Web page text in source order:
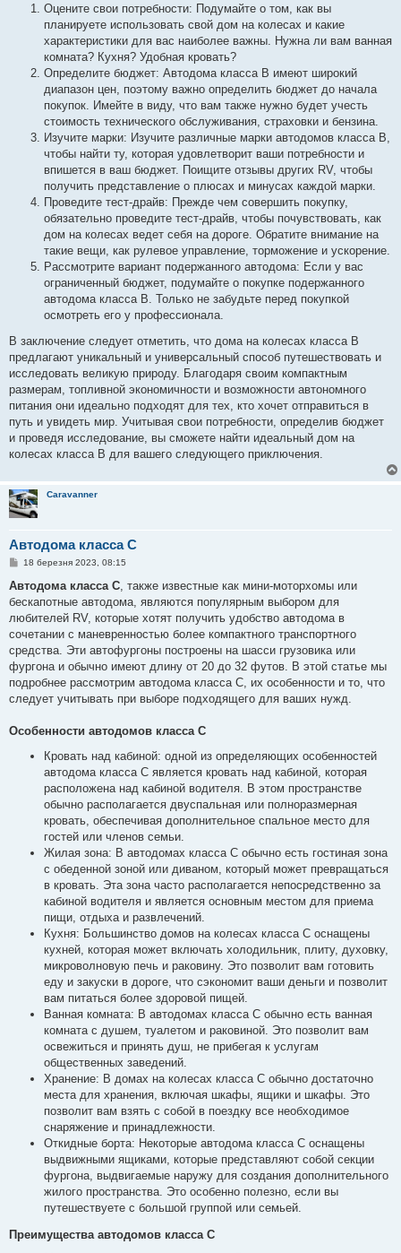
Оцените свои потребности: Подумайте о том, как вы
планируете использовать свой дом на колесах и какие
характеристики для вас наиболее важны. Нужна ли вам ванная
комната? Кухня? Удобная кровать?
Определите бюджет: Автодома класса B имеют широкий
диапазон цен, поэтому важно определить бюджет до начала
покупок. Имейте в виду, что вам также нужно будет учесть
стоимость технического обслуживания, страховки и бензина.
Изучите марки: Изучите различные марки автодомов класса B,
чтобы найти ту, которая удовлетворит ваши потребности и
впишется в ваш бюджет. Поищите отзывы других RV, чтобы
получить представление о плюсах и минусах каждой марки.
Проведите тест-драйв: Прежде чем совершить покупку,
обязательно проведите тест-драйв, чтобы почувствовать, как
дом на колесах ведет себя на дороге. Обратите внимание на
такие вещи, как рулевое управление, торможение и ускорение.
Рассмотрите вариант подержанного автодома: Если у вас
ограниченный бюджет, подумайте о покупке подержанного
автодома класса B. Только не забудьте перед покупкой
осмотреть его у профессионала.
В заключение следует отметить, что дома на колесах класса B
предлагают уникальный и универсальный способ путешествовать и
исследовать великую природу. Благодаря своим компактным
размерам, топливной экономичности и возможности автономного
питания они идеально подходят для тех, кто хочет отправиться в
путь и увидеть мир. Учитывая свои потребности, определив бюджет
и проведя исследование, вы сможете найти идеальный дом на
колесах класса B для вашего следующего приключения.
Caravanner
Автодома класса C
П
в
д
о
л
е
н
я
18 березня 2023, 08:15
Автодома класса C , также известные как мини-моторхомы или
бескапотные автодома, являются популярным выбором для
любителей RV, которые хотят получить удобство автодома в
сочетании с маневренностью более компактного транспортного
средства. Эти автофургоны построены на шасси грузовика или
фургона и обычно имеют длину от 20 до 32 футов. В этой статье мы
подробнее рассмотрим автодома класса C, их особенности и то, что
следует учитывать при выборе подходящего для ваших нужд.
Особенности автодомов класса C
Кровать над кабиной: одной из определяющих особенностей
автодома класса C является кровать над кабиной, которая
расположена над кабиной водителя. В этом пространстве
обычно располагается двуспальная или полноразмерная
кровать, обеспечивая дополнительное спальное место для
гостей или членов семьи.
Жилая зона: В автодомах класса C обычно есть гостиная зона
с обеденной зоной или диваном, который может превращаться
в кровать. Эта зона часто располагается непосредственно за
кабиной водителя и является основным местом для приема
пищи, отдыха и развлечений.
Кухня: Большинство домов на колесах класса C оснащены
кухней, которая может включать холодильник, плиту, духовку,
микроволновую печь и раковину. Это позволит вам готовить
еду и закуски в дороге, что сэкономит ваши деньги и позволит
вам питаться более здоровой пищей.
Ванная комната: В автодомах класса C обычно есть ванная
комната с душем, туалетом и раковиной. Это позволит вам
освежиться и принять душ, не прибегая к услугам
общественных заведений.
Хранение: В домах на колесах класса C обычно достаточно
места для хранения, включая шкафы, ящики и шкафы. Это
позволит вам взять с собой в поездку все необходимое
снаряжение и принадлежности.
Откидные борта: Некоторые автодома класса C оснащены
выдвижными ящиками, которые представляют собой секции
фургона, выдвигаемые наружу для создания дополнительного
жилого пространства. Это особенно полезно, если вы
путешествуете с большой группой или семьей.
Преимущества автодомов класса C